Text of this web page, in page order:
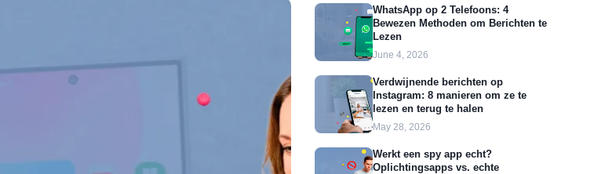
WhatsApp op 2 Telefoons: 4
Bewezen Methoden om Berichten te
Lezen
June 4, 2026
Verdwijnende berichten op
Instagram: 8 manieren om ze te
lezen en terug te halen
May 28, 2026
Werkt een spy app echt?
Oplichtingsapps vs. echte